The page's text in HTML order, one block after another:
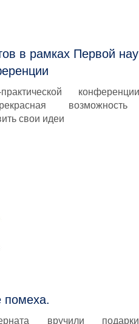
в рамках Первой
свои идеи
помеха.
вручили